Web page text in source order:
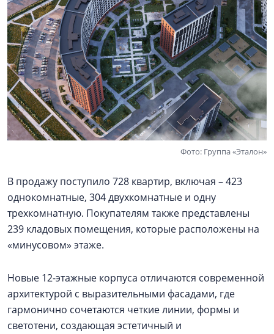
Фото: Группа «Эталон»
В продажу поступило 728 квартир, включая – 423
однокомнатные, 304 двухкомнатные и одну
трехкомнатную. Покупателям также представлены
239 кладовых помещения, которые расположены на
«минусовом» этаже.
Новые 12-этажные корпуса отличаются современной
архитектурой с выразительными фасадами, где
гармонично сочетаются четкие линии, формы и
светотени, создающая эстетичный и